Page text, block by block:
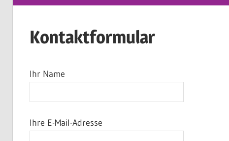
Japanische
Gesellschaft
Bad
Säckingen
Kontaktformular
Ihr Name
Ihre E-Mail-Adresse